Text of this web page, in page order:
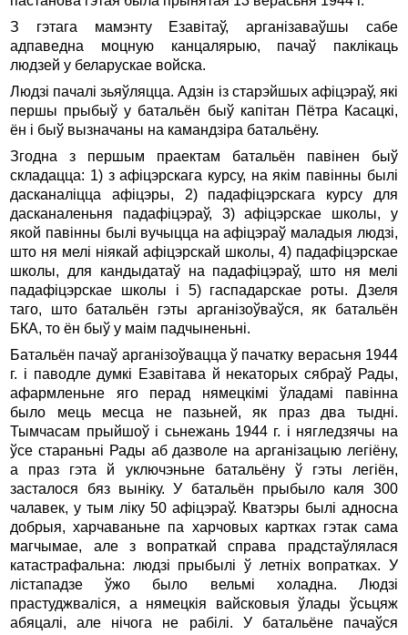
З гэтага мамэнту Езавiтаў, арганiзаваўшы сабе
адпаведна моцную канцалярыю, пачаў паклiкаць
людзей у беларускае войска.
Людзi пачалi зьяўляцца. Адзiн iз старэйшых афiцэраў, якi
першы прыбыў у батальён быў капiтан Пётра Касацкi,
ён i быў вызначаны на камандзiра батальёну.
Згодна з першым праектам батальён павiнен быў
складацца: 1) з афiцэрскага курсу, на якiм павiнны былi
дасканалiцца афiцэры, 2) падафiцэрскага курсу для
дасканаленьня падафiцэраў, 3) афiцэрскае школы, у
якой павiнны былi вучыцца на афiцэраў маладыя людзi,
што ня мелi нiякай афiцэрскай школы, 4) падафiцэрскае
школы, для кандыдатаў на падафiцэраў, што ня мелi
падафiцэрскае школы i 5) гаспадарскае роты. Дзеля
таго, што батальён гэты арганiзоўваўся, як батальён
БКА, то ён быў у маiм падчыненьнi.
Батальён пачаў арганiзоўвацца ў пачатку верасьня 1944
г. i паводле думкi Езавiтава й некаторых сябраў Рады,
афармленьне яго перад нямецкiмi ўладамi павiнна
было мець месца не пазьней, як праз два тыднi.
Тымчасам прыйшоў i сьнежань 1944 г. i нягледзячы на
ўсе стараньнi Рады аб дазволе на арганiзацыю легiёну,
а праз гэта й уключэньне батальёну ў гэты легiён,
засталося бяз вынiку. У батальён прыбыло каля 300
чалавек, у тым лiку 50 афiцэраў. Кватэры былi адносна
добрыя, харчаваньне па харчовых картках гэтак сама
магчымае, але з вопраткай справа прадстаўлялася
катастрафальна: людзi прыбылi ў летнiх вопратках. У
лiстападзе ўжо было вельмi холадна. Людзi
прастуджвалiся, а нямецкiя вайсковыя ўлады ўсьцяж
абяцалi, але нiчога не рабiлi. У батальёне пачаўся